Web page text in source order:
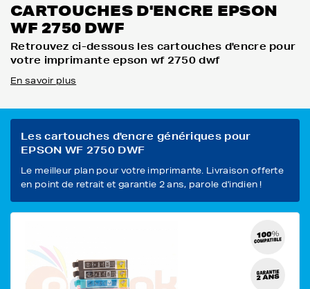
CARTOUCHES D'ENCRE EPSON
WF 2750 DWF
Retrouvez ci-dessous les cartouches d'encre pour
votre imprimante epson wf 2750 dwf
En savoir plus
Les cartouches d'encre génériques pour
EPSON WF 2750 DWF
Le meilleur plan pour votre imprimante. Livraison offerte
en point de retrait et garantie 2 ans, parole d'indien !